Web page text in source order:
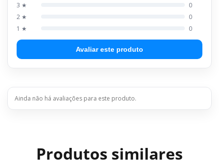
3 ★
0
2 ★
0
1 ★
0
Avaliar este produto
Ainda não há avaliações para este produto.
Produtos similares